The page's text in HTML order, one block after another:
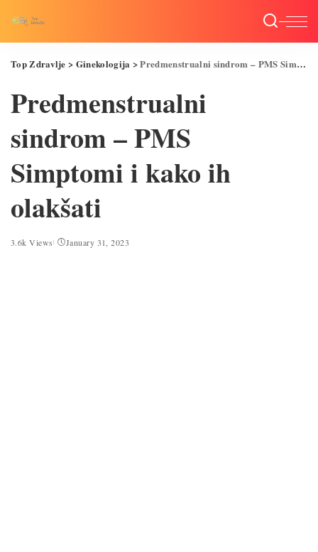
Top Zdravlje > Ginekologija >Predmenstrualni sindrom – PMS Simptomi i kako ih olakšati
Predmenstrualni
sindrom – PMS
Simptomi i kako ih
olakšati
3.6k Views January 31, 2023